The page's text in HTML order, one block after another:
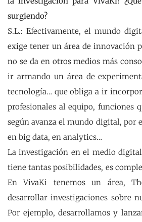
surgiendo?
S.L.: Efectivamente, el mundo
exige tener un área de innovación
no se da en otros medios más
ir armando un área de
tecnología… que obliga a ir
profesionales al equipo, funciones
según avanza el mundo digital, por
en big data, en analytics…
La investigación en el medio
tiene tantas posibilidades, es
En VivaKi tenemos un área,
desarrollar investigaciones sobre
Por ejemplo, desarrollamos y